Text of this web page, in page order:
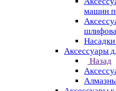
машин
Аксессуары
Назад